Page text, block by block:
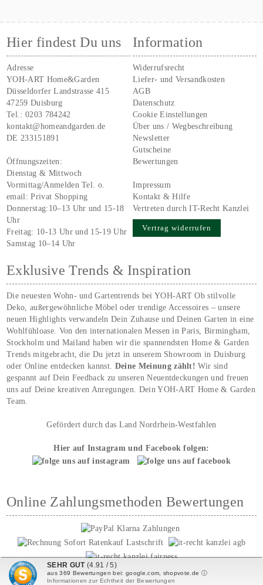
Hier findest Du uns
Adresse
YOH-ART Home&Garden
Düsseldorfer Landstrasse 415
47259 Duisburg
Tel.:0203 784242
kontakt@homeandgarden.de
DE 233151891
Öffnungszeiten:
Dienstag & Mittwoch
Vormittag/Anmelden Tel. o.
email:Privat Shopping
Donnerstag:10–13 Uhr und 15-18
Uhr
Freitag: 10-13 Uhr und 15-19 Uhr
Samstag 10–14 Uhr
Information
Widerrufsrecht
Liefer- und Versandkosten
AGB
Datenschutz
Cookie Einstellungen
Über uns / Wegbeschreibung
Newsletter
Gutscheine
Bewertungen
Impressum
Kontakt & Hilfe
Vertreten durch IT-Recht Kanzlei
Vertrag widerrufen
Exklusive Trends & Inspiration
Die neuesten Wohn- und Gartentrends bei YOH‑ART Ob stilvolle
Deko, außergewöhnliche Möbel oder trendige Accessoires – unsere
neuen Highlights verwandeln Dein Zuhause und Deinen Garten in eine
Wohlfühloase. Von den internationalen Messen in Paris, Birmingham,
Stockholm und Mailand haben wir die spannendsten Home & Garden
Trends mitgebracht, die Du jetzt in unserem Showroom in Duisburg
oder Online entdecken kannst. Deine Meinung zählt!Wir sind
gespannt auf Dein Feedback zu unseren Neuentdeckungen und freuen
uns auf Deine kreativen Anregungen. Dein YOH‑ART Home & Garden
Team.
Gefördert durch das Land Nordrhein-Westfahlen
Hier auf Instagram und Facebook folgen:
Online Zahlungsmethoden Bewertungen
SEHR GUT (4.91 / 5)
aus369 Bewertungen bei: google.com, shopvote.de ⓘ
Informationen zur Echtheit der Bewertungen